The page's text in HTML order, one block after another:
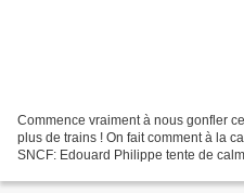
Commence vraiment à nous gonfler
plus de trains ! On fait comment à la
SNCF: Edouard Philippe tente de